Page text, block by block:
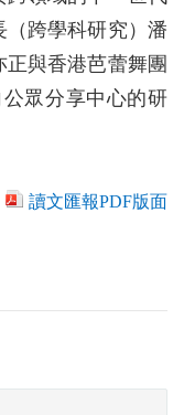
跨學科研究）潘
與香港芭蕾舞團
眾分享中心的研
讀文匯報PDF版面